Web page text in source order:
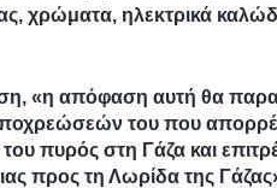
χρώματα, ηλεκτρικά
«η απόφαση αυτή θα
του που
πυρός στη Γάζα και
προς τη Λωρίδα της